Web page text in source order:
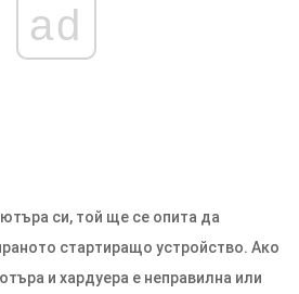
ad
си, той ще се опита да
стартиращо устройство. Ако
и хардуера е неправилна или